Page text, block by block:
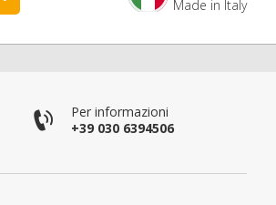
Made in Italy
Per informazioni
+39 030 6394506